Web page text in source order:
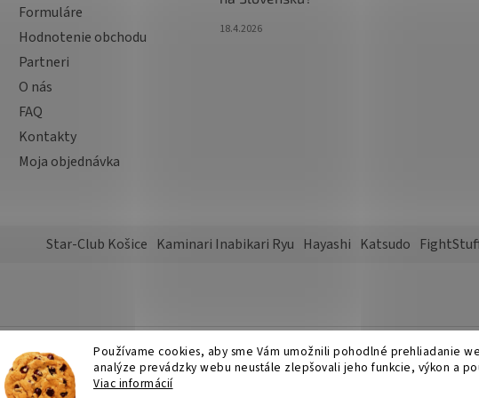
Používame cookies, aby sme Vám umožnili pohodlné prehliadanie
analýze prevádzky webu neustále zlepšovali jeho funkcie, výkon a
Viac informácií
Formuláre
Hodnotenie obchodu
Partneri
O nás
FAQ
Kontakty
Moja objednávka
18.4.2026
Star-Club Košice Kaminari Inabikari Ryu Hayashi Katsudo
. Všetky práva vyhradené.Upraviť nastavenie cookies